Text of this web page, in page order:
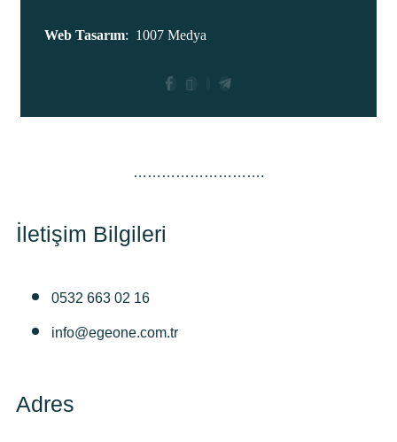
Web Tasarım: 1007 Medya
……………………….
İletişim Bilgileri
0532 663 02 16
info@egeone.com.tr
Adres